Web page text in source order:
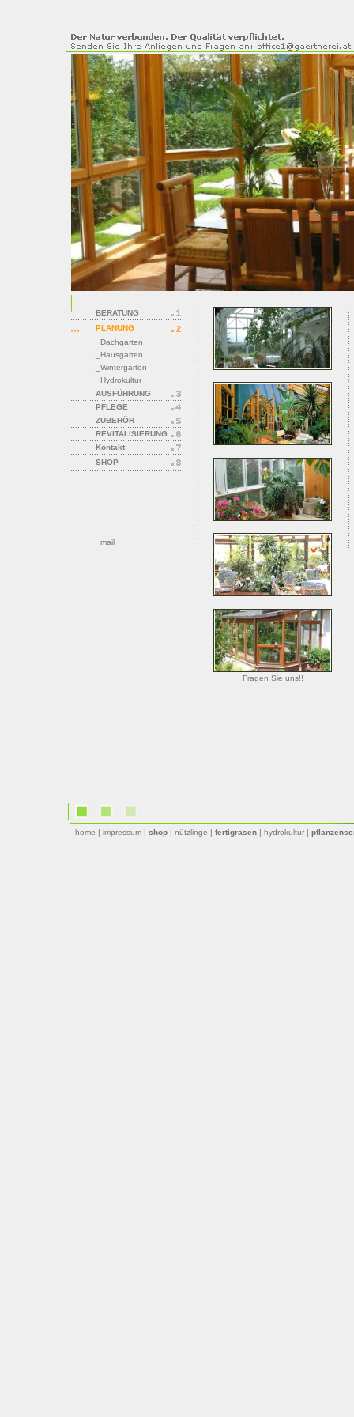
BERATUNG
PLANUNG
_Dachgarten
_Hausgarten
_Wintergarten
_Hydrokultur
AUSFÜHRUNG
PFLEGE
ZUBEHÖR
REVITALISIERUNG
Kontakt
SHOP
_mail
Fragen Sie uns!!
home | impressum | shop | nützlinge | fertigrasen | hydrokultur |